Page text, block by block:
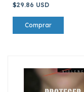
$29.86 USD